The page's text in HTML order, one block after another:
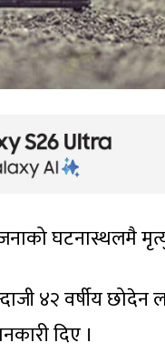
घटनास्थलमै
४२ वर्षीय
दिए ।